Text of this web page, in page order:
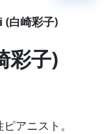
白崎彩子)
彩子)
アニスト。